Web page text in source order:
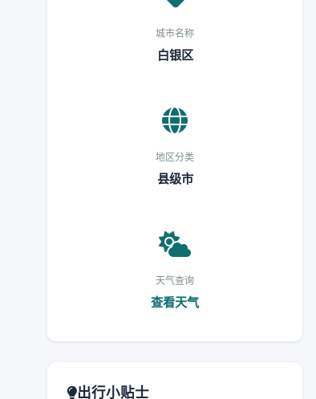
城市名称
白银区
地区分类
县级市
天气查询
查看天气
出行小贴士